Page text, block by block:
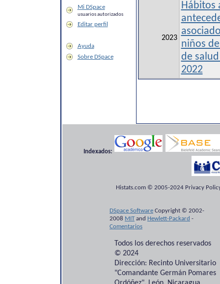
Mi DSpace
usuarios autorizados
Editar perfil
Ayuda
Sobre DSpace
2023
Hábitos
niños
de
2022
Indexados:
Histats.com © 2005-2024 Privacy
DSpace Software Copyright © 2002-
2008 MITand Hewlett-Packard -
Comentarios
Todos los derechos reservados
© 2024
Dirección: Recinto Universitario
"Comandante Germán Pomares